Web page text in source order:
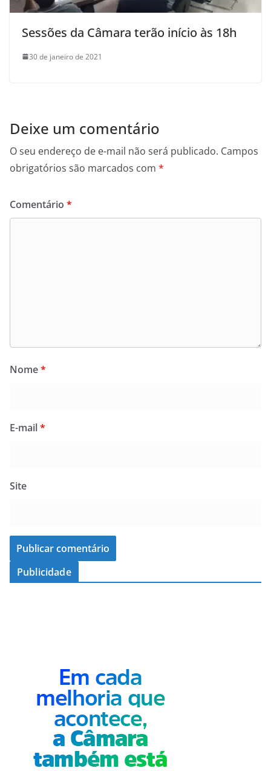
Sessões da Câmara terão início às 18h
30 de janeiro de 2021
Deixe um comentário
O seu endereço de e-mail não será publicado. Campos
obrigatórios são marcados com *
Comentário *
Nome*
E-mail*
Site
Publicidade